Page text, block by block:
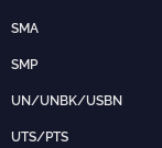
SMA
SMP
UN/UNBK/USBN
UTS/PTS